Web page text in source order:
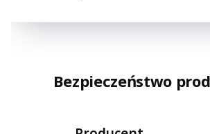
Bezpieczeństwo